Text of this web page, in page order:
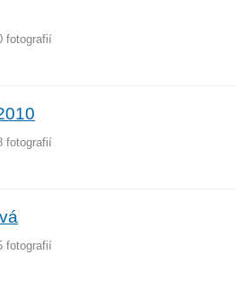
fotografií
fotografií
fotografií